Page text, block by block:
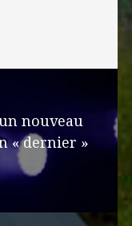
nouveau
« dernier »